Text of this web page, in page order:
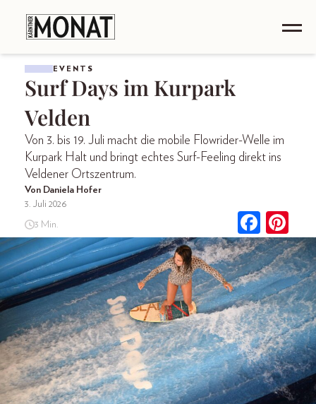
EVENTS
Surf Days im Kurpark
Velden
Von 3. bis 19. Juli macht die mobile Flowrider-Welle im
Kurpark Halt und bringt echtes Surf-Feeling direkt ins
Veldener Ortszentrum.
Von Daniela Hofer
3. Juli 2026
3 Min.